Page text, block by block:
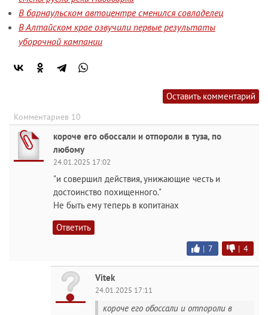
В барнаульском автоцентре сменился совладелец
В Алтайском крае озвучили первые результаты
уборочной кампании
Оставить комментарий
Комментариев 10
короче его обоссали и отпороли в туза, по
любому
24.01.2025 17:02
"и совершил действия, унижающие честь и
достоинство похищенного."
Не быть ему теперь в копитанах
Ответить
| 7 | 4
Vitek
24.01.2025 17:11
короче его обоссали и отпороли в